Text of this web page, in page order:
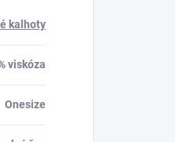
kalhoty
viskóza
Onesize